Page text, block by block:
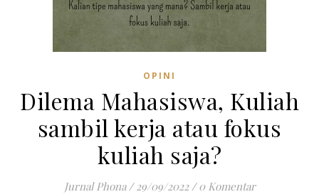
OPINI
Dilema Mahasiswa, Kuliah
sambil kerja atau fokus
kuliah saja?
Jurnal Phona / 29/09/2022 / 0 Komentar